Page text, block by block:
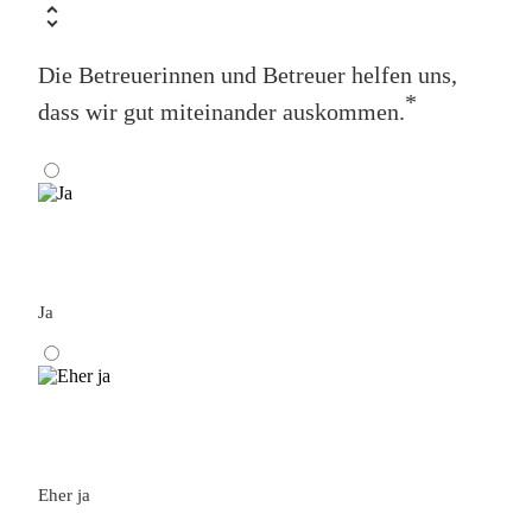
Die Betreuerinnen und Betreuer helfen uns,
dass wir gut miteinander auskommen.*
Ja
Eher ja